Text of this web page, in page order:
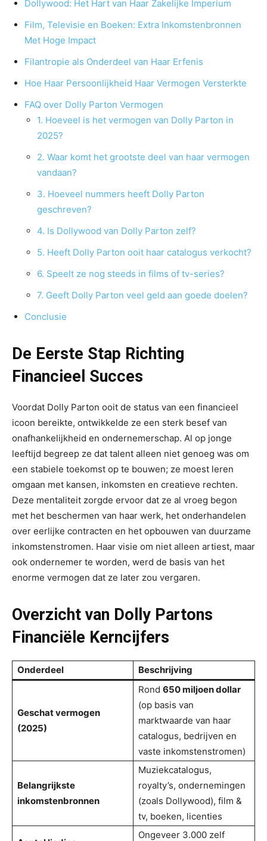
Dollywood: Het Hart van Haar Zakelijke Imperium
Film, Televisie en Boeken: Extra Inkomstenbronnen
Met Hoge Impact
Filantropie als Onderdeel van Haar Erfenis
Hoe Haar Persoonlijkheid Haar Vermogen Versterkte
FAQ over Dolly Parton Vermogen
1. Hoeveel is het vermogen van Dolly Parton in
2025?
2. Waar komt het grootste deel van haar vermogen
vandaan?
3. Hoeveel nummers heeft Dolly Parton
geschreven?
4. Is Dollywood van Dolly Parton zelf?
5. Heeft Dolly Parton ooit haar catalogus verkocht?
6. Speelt ze nog steeds in films of tv-series?
7. Geeft Dolly Parton veel geld aan goede doelen?
Conclusie
De Eerste Stap Richting
Financieel Succes
Voordat Dolly Parton ooit de status van een financieel
icoon bereikte, ontwikkelde ze een sterk besef van
onafhankelijkheid en ondernemerschap. Al op jonge
leeftijd begreep ze dat talent alleen niet genoeg was om
een stabiele toekomst op te bouwen; ze moest leren
omgaan met kansen, inkomsten en creatieve rechten.
Deze mentaliteit zorgde ervoor dat ze al vroeg begon
met het beschermen van haar werk, het onderhandelen
over eerlijke contracten en het opbouwen van duurzame
inkomstenstromen. Haar visie om niet alleen artiest, maar
ook ondernemer te worden, werd de basis van het
enorme vermogen dat ze later zou vergaren.
Overzicht van Dolly Partons
Financiële Kerncijfers
Onderdeel Beschrijving
Geschat vermogen
(2025)
Rond 650 miljoen dollar
(op basis van
marktwaarde van haar
catalogus, bedrijven en
vaste inkomstenstromen)
Belangrijkste
inkomstenbronnen
Muziekcatalogus,
royalty’s, ondernemingen
(zoals Dollywood), film &
tv, boeken, licenties
Ongeveer 3.000 zelf